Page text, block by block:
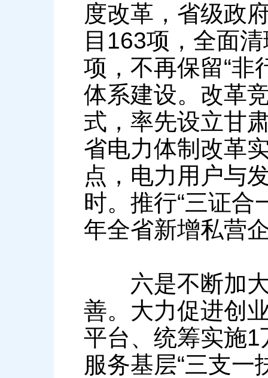
度改革，省级政
目163项，全面
项，不再保留“非
体系建设。改革
式，率先设立甘
省电力体制改革
点，电力用户与
时。推行“三证合
年全省新增私营
六是不断加大
善。大力促进创
平台、统筹实施
服务基层“三支一